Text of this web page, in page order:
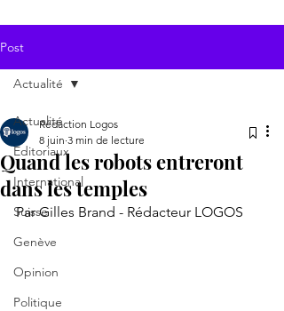
Post
Actualité
Editoriaux
International
Suisse
Genève
Opinion
Politique
Actualité
Quand les robots entreront
dans les temples
Rédaction Logos
8 juin 3 min de lecture
Par Gilles Brand - Rédacteur LOGOS